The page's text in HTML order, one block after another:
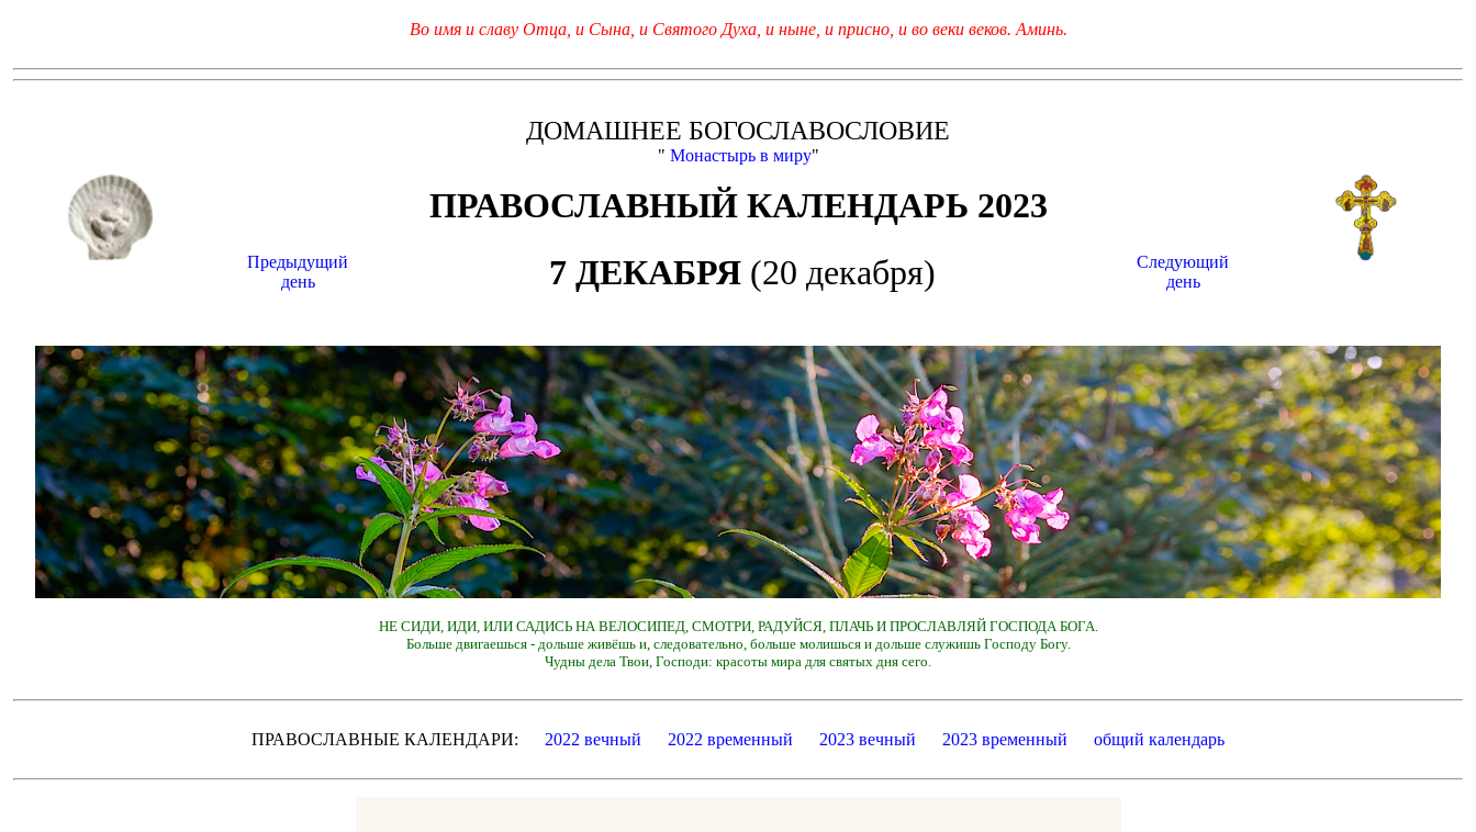
Во имя и славу Отца, и Сына, и Святого Духа, и ныне, и присно, и во веки веков. Аминь.
ДОМАШНЕЕ БОГОСЛАВОСЛОВИЕ
" Монастырь в миру"
ПРАВОСЛАВНЫЙ КАЛЕНДАРЬ 2023
Предыдущий
день
7 ДЕКАБРЯ (20 декабря)
Следующий
день
НЕ СИДИ, ИДИ, ИЛИ САДИСЬ НА ВЕЛОСИПЕД, СМОТРИ, РАДУЙСЯ, ПЛАЧЬ И ПРОСЛАВЛЯЙ ГОСПОДА БОГА.
Больше двигаешься - дольше живёшь и, следовательно, больше молишься и дольше служишь Господу Богу.
Чудны дела Твои, Господи: красоты мира для святых дня сего.
ПРАВОСЛАВНЫЕ КАЛЕНДАРИ: 2022 вечный 2022 временный 2023 вечный 2023 временный общий календарь